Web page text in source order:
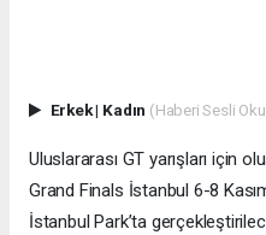
Erkek| Kadın (Haberi Sesli
Uluslararası GT yarışları için
Grand Finals İstanbul 6-8
İstanbul Park’ta